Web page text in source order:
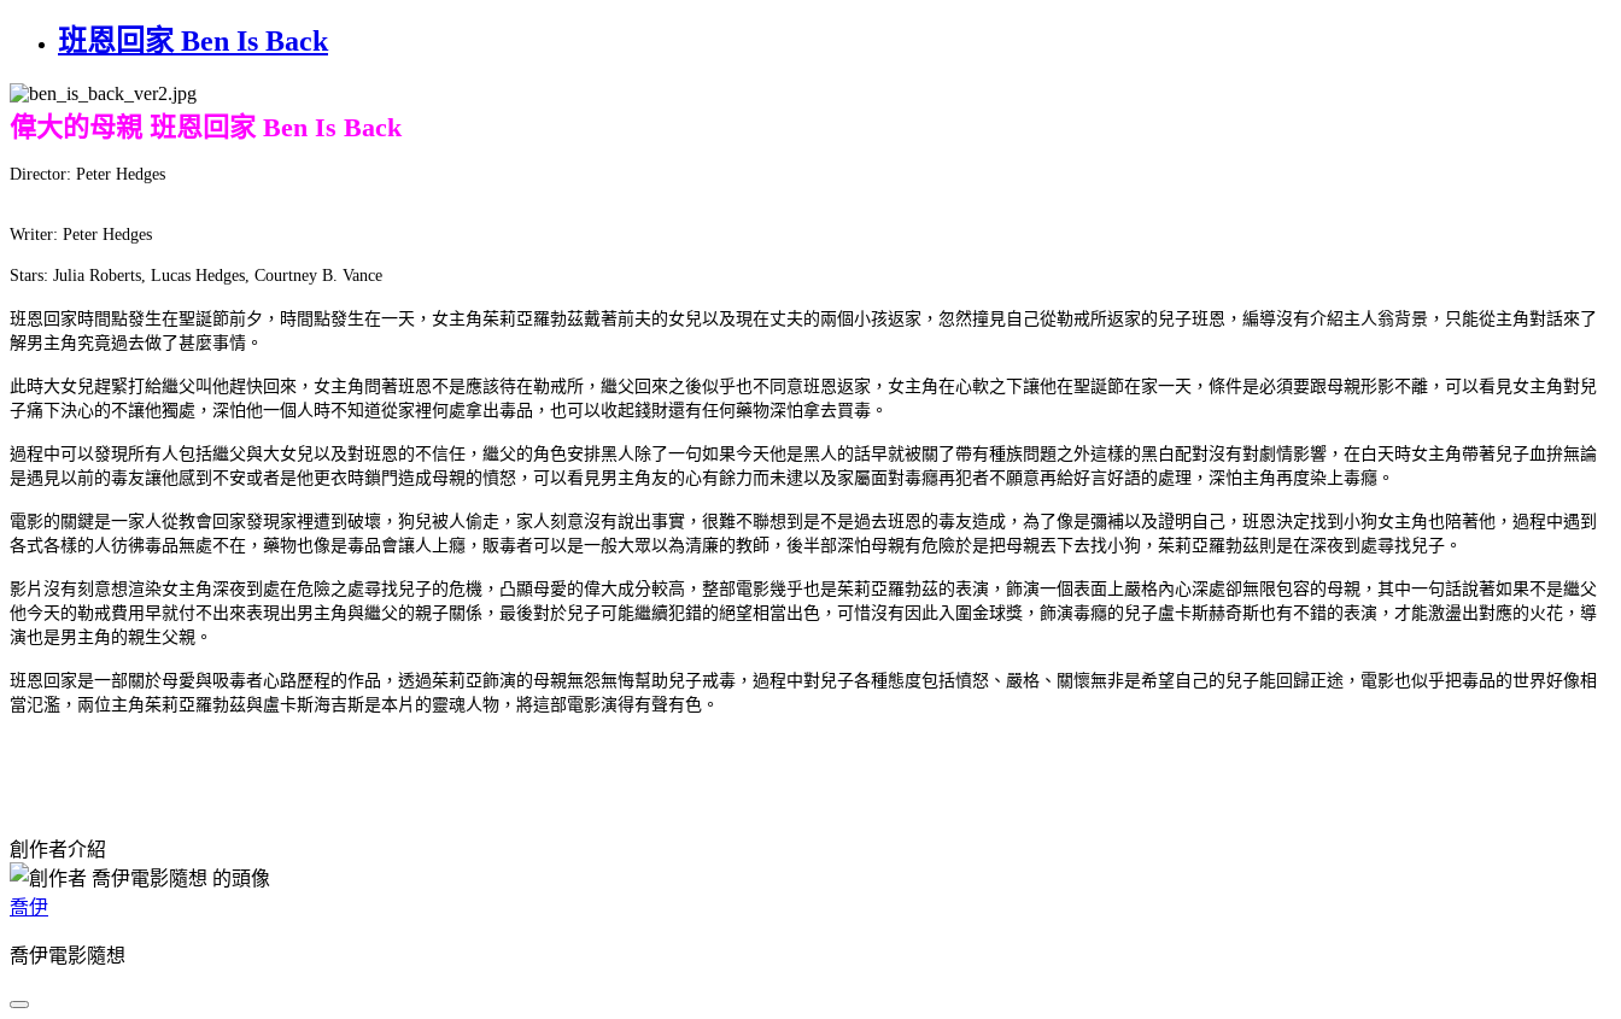
班恩回家 Ben Is Back
偉大的母親 班恩回家 Ben Is Back
Director: Peter Hedges
Writer: Peter Hedges
Stars: Julia Roberts, Lucas Hedges, Courtney B. Vance
班恩回家時間點發生在聖誕節前夕，時間點發生在一天，女主角茱莉亞羅勃茲戴著前夫的女兒以及現在丈夫的兩個小孩返家，忽然撞見自己從勒戒所返家的兒子班恩，編導沒有介紹主人翁背景，只能從主角對話來了
解男主角究竟過去做了甚麼事情。
此時大女兒趕緊打給繼父叫他趕快回來，女主角問著班恩不是應該待在勒戒所，繼父回來之後似乎也不同意班恩返家，女主角在心軟之下讓他在聖誕節在家一天，條件是必須要跟母親形影不離，可以看見女主角對兒
子痛下決心的不讓他獨處，深怕他一個人時不知道從家裡何處拿出毒品，也可以收起錢財還有任何藥物深怕拿去買毒。
過程中可以發現所有人包括繼父與大女兒以及對班恩的不信任，繼父的角色安排黑人除了一句如果今天他是黑人的話早就被關了帶有種族問題之外這樣的黑白配對沒有對劇情影響，在白天時女主角帶著兒子血拚無論
是遇見以前的毒友讓他感到不安或者是他更衣時鎖門造成母親的憤怒，可以看見男主角友的心有餘力而未逮以及家屬面對毒癮再犯者不願意再給好言好語的處理，深怕主角再度染上毒癮。
電影的關鍵是一家人從教會回家發現家裡遭到破壞，狗兒被人偷走，家人刻意沒有說出事實，很難不聯想到是不是過去班恩的毒友造成，為了像是彌補以及證明自己，班恩決定找到小狗女主角也陪著他，過程中遇到
各式各樣的人彷彿毒品無處不在，藥物也像是毒品會讓人上癮，販毒者可以是一般大眾以為清廉的教師，後半部深怕母親有危險於是把母親丟下去找小狗，茱莉亞羅勃茲則是在深夜到處尋找兒子。
影片沒有刻意想渲染女主角深夜到處在危險之處尋找兒子的危機，凸顯母愛的偉大成分較高，整部電影幾乎也是茱莉亞羅勃茲的表演，飾演一個表面上嚴格內心深處卻無限包容的母親，其中一句話說著如果不是繼父
他今天的勒戒費用早就付不出來表現出男主角與繼父的親子關係，最後對於兒子可能繼續犯錯的絕望相當出色，可惜沒有因此入圍金球獎，飾演毒癮的兒子盧卡斯赫奇斯也有不錯的表演，才能激盪出對應的火花，導
演也是男主角的親生父親。
班恩回家是一部關於母愛與吸毒者心路歷程的作品，透過茱莉亞飾演的母親無怨無悔幫助兒子戒毒，過程中對兒子各種態度包括憤怒、嚴格、關懷無非是希望自己的兒子能回歸正途，電影也似乎把毒品的世界好像相
當氾濫，兩位主角茱莉亞羅勃茲與盧卡斯海吉斯是本片的靈魂人物，將這部電影演得有聲有色。
創作者介紹
喬伊
喬伊電影隨想